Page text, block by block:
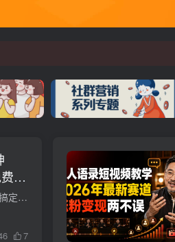
，
太香了！这款千问视频/图片去水印神器，一键搞定烦人水印，本地完全免费，浏览器拓展插件 千问视频图片去水印qianwen-watermark-remover是一款基于AI技术的免费开源工具，支持一键去除视频和图...
7